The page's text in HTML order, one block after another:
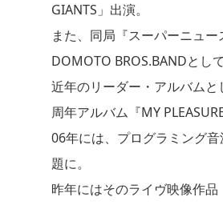
GIANTS」出演。
また、同局『スーパーニュ
DOMOTO BROS.BANDとし
近年のリーダー・アルバム
周年アルバム『MY
06年には、プログラミング
題に。
昨年にはそのライヴ映像作